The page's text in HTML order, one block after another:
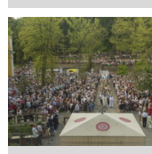
Kapcsolódó
fotógaléria